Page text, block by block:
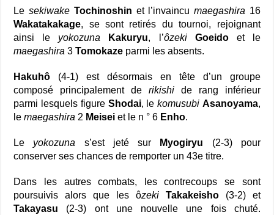
Le sekiwake Tochinoshin et l’invaincumaegashira 16
Wakatakakage, se sont retirés du tournoi, rejoignant
ainsi le yokozuna Kakuryu, l’ôzeki Goeidoet le
maegashira 3Tomokaze parmi les absents.
Hakuhô (4-1) est désormais en tête d’un groupe
composé principalement de rikishi de rang inférieur
parmi lesquels figure Shodai, lekomusubi Asanoyama,
lemaegashira 2 Meisei et le n ° 6 Enho.
Le yokozuna s’est jeté sur Myogiryu (2-3) pour
conserver ses chances de remporter un 43e titre.
Dans les autres combats, les contrecoups se sont
poursuivis alors que les ôzeki Takakeisho(3-2) et
Takayasu (2-3) ont une nouvelle une fois chuté.